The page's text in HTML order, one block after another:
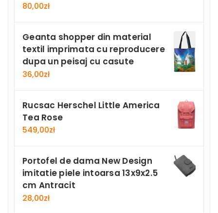
80,00zł
Geanta shopper din material
textil imprimata cu reproducere
dupa un peisaj cu casute
36,00zł
Rucsac Herschel Little America
Tea Rose
549,00zł
Portofel de dama New Design
imitatie piele intoarsa 13x9x2.5
cm Antracit
28,00zł